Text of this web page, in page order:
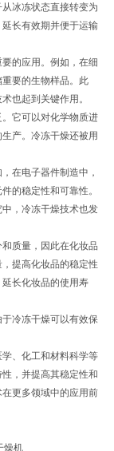
冰冻状态直接转变为
长有效期并便于运输
的应用。例如，在细
要的生物样品。此
也起到关键作用。
它可以对化学物质进
产。冷冻干燥还被用
在电子器件制造中，
的稳定性和可靠性。
，冷冻干燥技术也发
质量，因此在化妆品
提高化妆品的稳定性
长化妆品的使用寿
冷冻干燥可以有效保
、化工和材料科学等
，并提高其稳定性和
更多领域中的应用前